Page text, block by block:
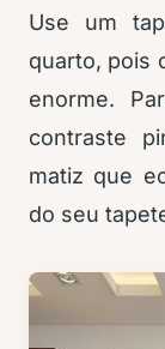
Use um
quarto, pois
enorme.
contraste
matiz que
do seu